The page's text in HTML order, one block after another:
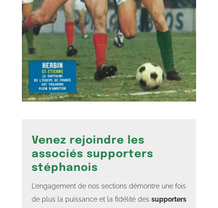
Venez rejoindre les
associés supporters
stéphanois
L’engagement de nos sections démontre une fois
de plus la puissance et la fidélité des supporters